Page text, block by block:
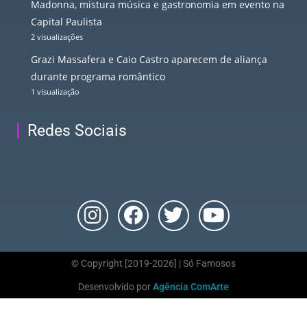
Madonna, mistura música e gastronomia em evento na
Capital Paulista
2 visualizações
Grazi Massafera e Caio Castro aparecem de aliança
durante programa romântico
1 visualização
Redes Sociais
© Copyright [2019-2026] | Só Famosos
Desenvolvido porAgência ComArte